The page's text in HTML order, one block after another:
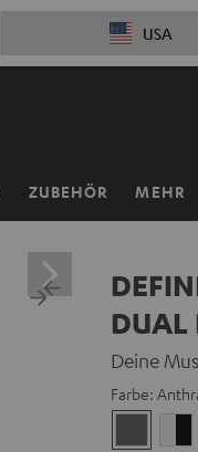
USA
ZUBEHÖR MEHR
DUAL
Deine
Farbe: